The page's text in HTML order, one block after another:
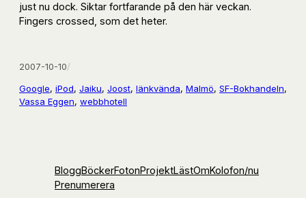
just nu dock. Siktar fortfarande på den här veckan.
Fingers crossed, som det heter.
2007-10-10/
Google, iPod, Jaiku, Joost, länkvända, Malmö, SF-Bokhandeln
Vassa Eggen, webbhotell
BloggBöckerFotonProjektLästOmKolofon/nu
Prenumerera